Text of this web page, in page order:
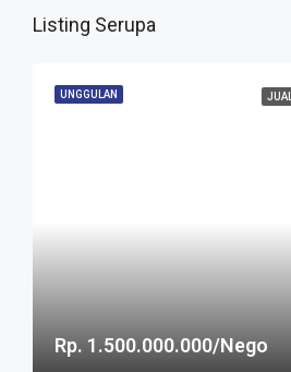
Listing Serupa
UNGGULAN JUAL
Rp. 1.500.000.000/Nego